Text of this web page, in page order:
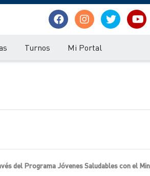
Turnos Mi Portal
del Programa Jóvenes Saludables con el